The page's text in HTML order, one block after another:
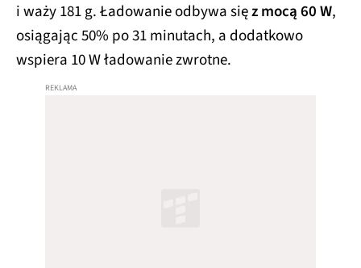
i waży 181 g. Ładowanie odbywa sięz mocą 60 W,
osiągając 50% po 31 minutach, a dodatkowo
wspiera 10 W ładowanie zwrotne.